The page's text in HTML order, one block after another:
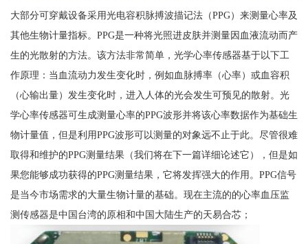
大部分可穿戴设备采用光电容积脉搏波描记法（PPG）来测量心率及
其他生物计量指标。PPG是一种将光照进皮肤并测量因血液流动而产
生的光散射的方法。该方法非常简单，光学心率传感器基于以下工
作原理：当血流动力发生变化时，例如血脉搏率（心率）或血容积
（心输出量）发生变化时，进入人体的光会发生可预见的散射。光
学心率传感器可生成测量心率的PPG波形并将该心率数据作为基础生
物计量值，但是利用PPG波形可以测量的对象远不止于此。尽管很难
取得和维护的PPG测量结果（我们将在下一篇详细论述它），但是如
果您能够成功获得的PPG测量结果，它将发挥强大的作用。PPG信号
是当今市场需求的大量生物计量的基础。现在主流的的心率血压监
测传感器是中国台湾的原相和中国大陆生产的天易合芯；